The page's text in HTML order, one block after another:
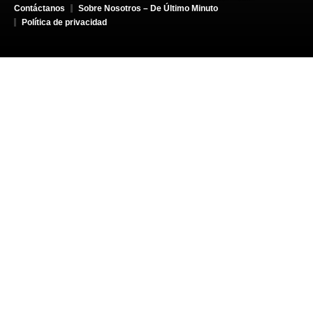
Contáctanos
Sobre Nosotros – De Último Minuto
Política de privacidad